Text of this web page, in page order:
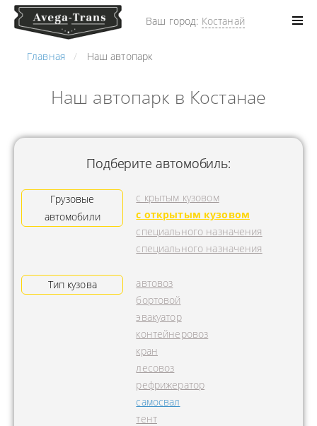
Ваш город: Костанай
Главная Наш автопарк
Наш автопарк в Костанае
Подберите автомобиль:
Грузовые
автомобили
с крытым кузовом
с открытым кузовом
специального назначения
специального назначения
Тип кузова
автовоз
бортовой
эвакуатор
контейнеровоз
кран
лесовоз
рефрижератор
самосвал
тент